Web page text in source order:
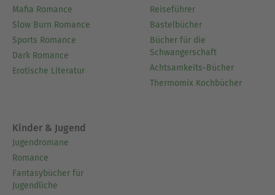
Mafia Romance
Slow Burn Romance
Sports Romance
Dark Romance
Erotische Literatur
Reiseführer
Bastelbücher
Bücher für die
Schwangerschaft
Achtsamkeits-Bücher
Thermomix Kochbücher
Kinder & Jugend
Jugendromane
Romance
Fantasybücher für
Jugendliche